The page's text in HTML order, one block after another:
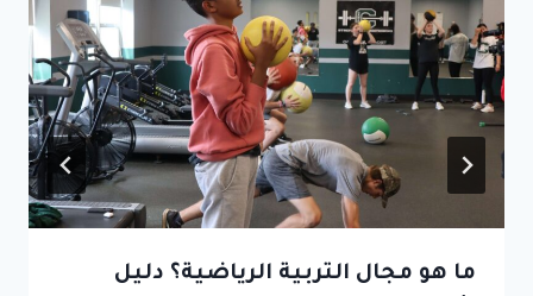
ما هو مجال التربية الرياضية؟ دليل